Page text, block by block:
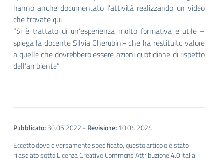
hanno anche documentato l’attività realizzando un video
che trovatequi
“Si è trattato di un’esperienza molto formativa e utile –
spiega la docente Silvia Cherubini- che ha restituito valore
a quelle che dovrebbero essere azioni quotidiane di rispetto
dell’ambiente”
Pubblicato:30.05.2022 -Revisione:10.04.2024
Eccetto dove diversamente specificato, questo articolo è stato
rilasciato sotto Licenza Creative Commons Attribuzione 4.0 Italia.